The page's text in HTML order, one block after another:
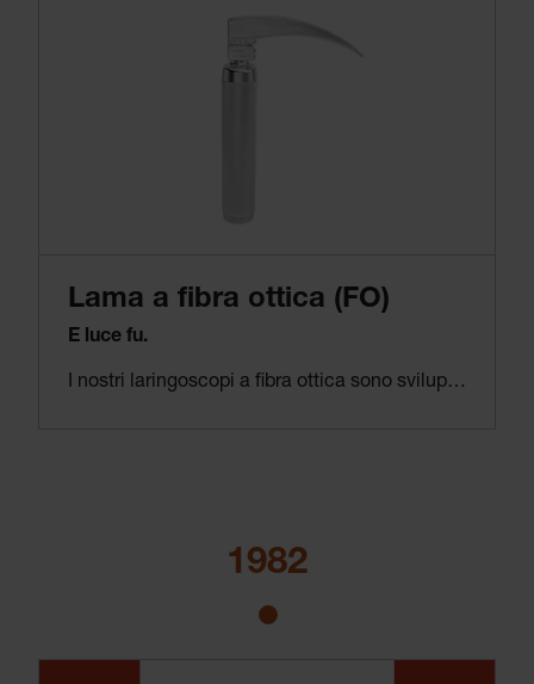
Lama a fibra ottica (FO)
E luce fu.
I nostri laringoscopi a fibra ottica sono sviluppati costantemente e ottimizzati ulteriormente da oltre 40 anni. La nostra prima lama a fibra ottica (FO) integrata ha circa 6.500 fibre individuali in ogni pezzo.
1982